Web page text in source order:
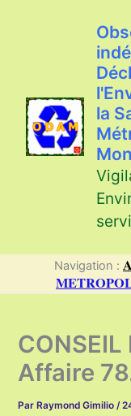
la
Navigation :
CONSEIL
Affaire
Par Raymond Gimilio/